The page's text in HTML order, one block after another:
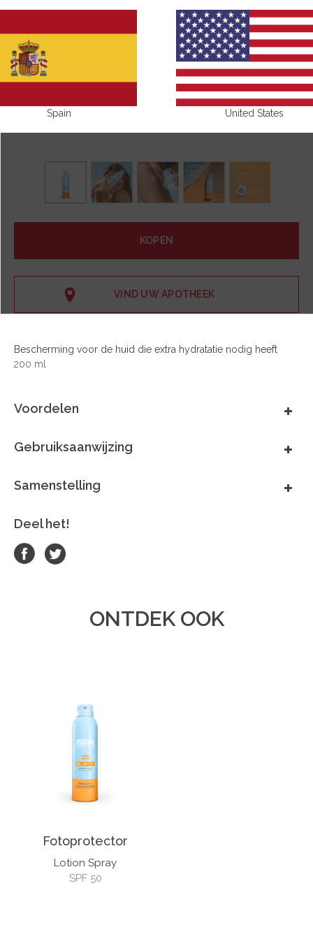
KOPEN
VIND UW APOTHEEK
Bescherming voor de huid die extra hydratatie nodig heeft
200 ml
Voordelen
Gebruiksaanwijzing
Samenstelling
Deel het!
ONTDEK OOK
Fotoprotector
Lotion Spray
SPF 50
Spain United States